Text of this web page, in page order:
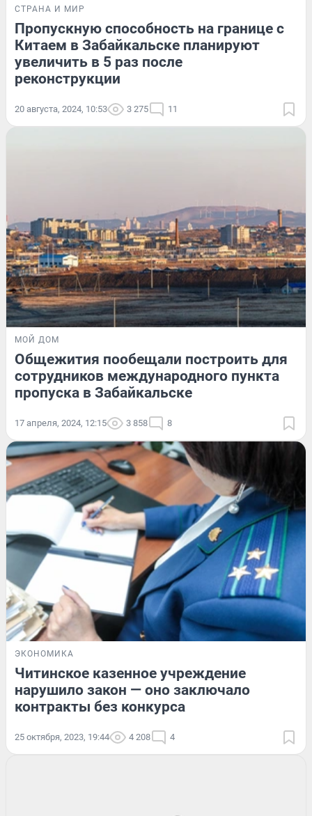
СТРАНА И МИР
Пропускную способность на границе с
Китаем в Забайкальске планируют
увеличить в 5 раз после
реконструкции
20 августа, 2024, 10:53 3 275 11
МОЙ ДОМ
Общежития пообещали построить для
сотрудников международного пункта
пропуска в Забайкальске
17 апреля, 2024, 12:15 3 858 8
ЭКОНОМИКА
Читинское казенное учреждение
нарушило закон — оно заключало
контракты без конкурса
25 октября, 2023, 19:44 4 208 4